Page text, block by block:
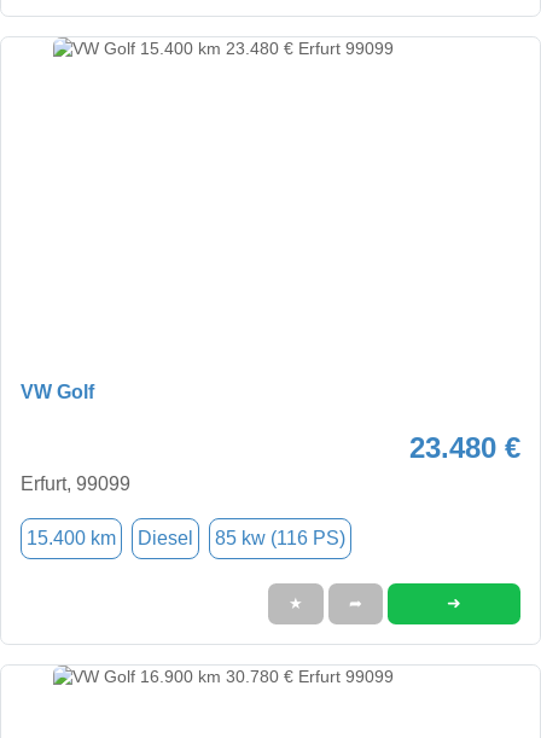
VW Golf
23.480 €
Erfurt, 99099
15.400 km Diesel 85 kw (116 PS)
★ ➦ ➜